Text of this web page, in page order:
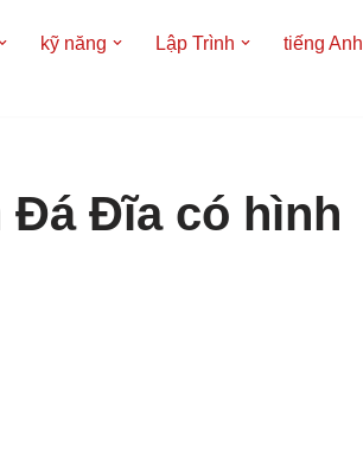
kỹ năng Lập Trình tiếng Anh
Đá Đĩa có hình